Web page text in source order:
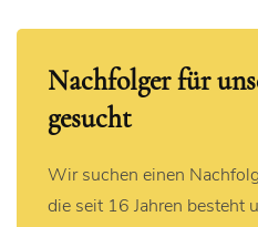
Nachfolger für
gesucht
Wir suchen einen
die seit 16 Jahren besteht